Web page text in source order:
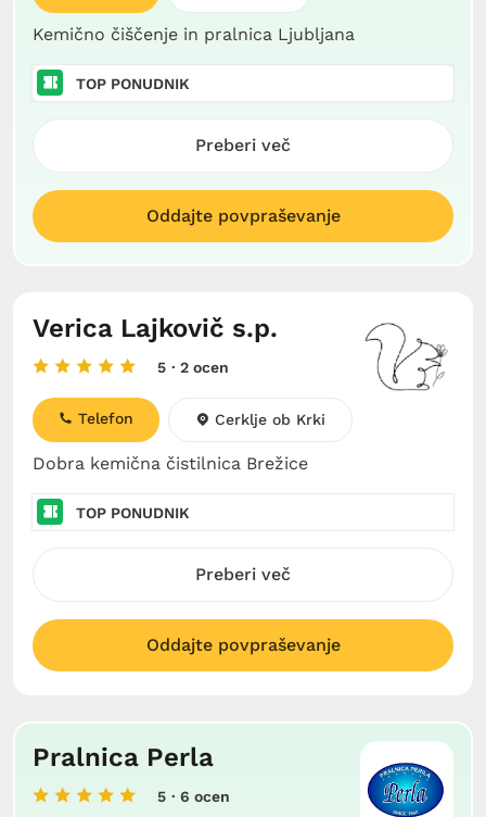
Kemično čiščenje in pralnica Ljubljana
TOP PONUDNIK
Preberi več
Oddajte povpraševanje
Verica Lajkovič s.p.
5 · 2 ocen
Dobra kemična čistilnica Brežice
Telefon Cerklje ob Krki
TOP PONUDNIK
Preberi več
Oddajte povpraševanje
Pralnica Perla
5 · 6 ocen